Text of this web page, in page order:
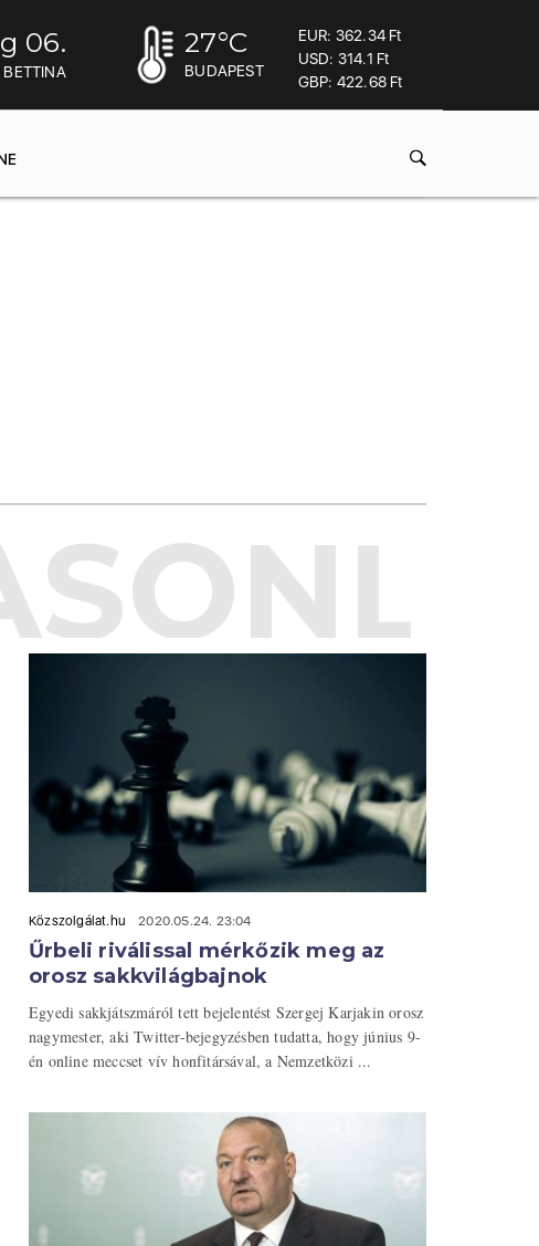
06.
BETTINA
27°C
BUDAPEST
EUR: 362.34 Ft
USD: 314.1 Ft
GBP: 422.68 Ft
Közszolgálat.hu 2020.05.24. 23:04
Űrbeli riválissal mérkőzik meg az
orosz sakkvilágbajnok
Egyedi sakkjátszmáról tett bejelentést Szergej Karjakin orosz
nagymester, aki Twitter-bejegyzésben tudatta, hogy június 9-
én online meccset vív honfitársával, a Nemzetközi ...